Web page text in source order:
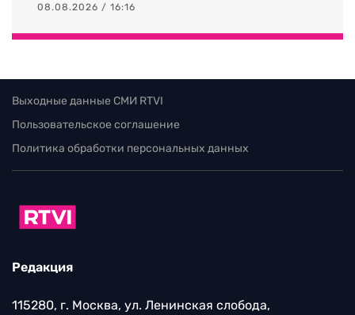
08.08.2026 / 16:16
Выходные данные СМИ RTVI
Пользовательское соглашение
Политика обработки персональных данных
Редакция
115280, г. Москва, ул. Ленинская слобода,